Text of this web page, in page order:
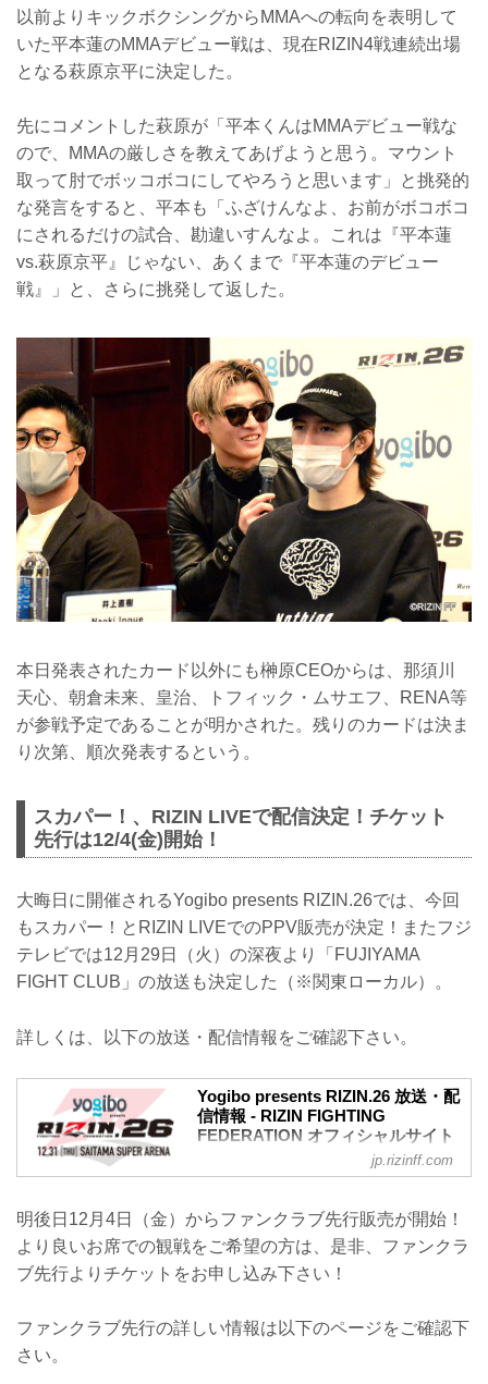
以前よりキックボクシングからMMAへの転向を表明して
いた平本蓮のMMAデビュー戦は、現在RIZIN4戦連続出場
となる萩原京平に決定した。
先にコメントした萩原が「平本くんはMMAデビュー戦な
ので、MMAの厳しさを教えてあげようと思う。マウント
取って肘でボッコボコにしてやろうと思います」と挑発的
な発言をすると、平本も「ふざけんなよ、お前がボコボコ
にされるだけの試合、勘違いすんなよ。これは『平本蓮
vs.萩原京平』じゃない、あくまで『平本蓮のデビュー
戦』」と、さらに挑発して返した。
本日発表されたカード以外にも榊原CEOからは、那須川
天心、朝倉未来、皇治、トフィック・ムサエフ、RENA等
が参戦予定であることが明かされた。残りのカードは決ま
り次第、順次発表するという。
スカパー！、RIZIN LIVEで配信決定！チケット
先行は12/4(金)開始！
大晦日に開催されるYogibo presents RIZIN.26では、今回
もスカパー！とRIZIN LIVEでのPPV販売が決定！またフジ
テレビでは12月29日（火）の深夜より「FUJIYAMA
FIGHT CLUB」の放送も決定した（※関東ローカル）。
詳しくは、以下の放送・配信情報をご確認下さい。
Yogibo presents RIZIN.26 放送・配
信情報 - RIZIN FIGHTING
FEDERATION オフィシャルサイト
大晦日12月31日（木）さいたまスーパー
会場に行けない方は、スカパー！または
RIZIN LIVEで2020年を締めくくる大激闘
をリアルタイムで視聴しよう！
放送・配信スケジュール一覧
日付 時間 放送・配信媒体 番組名
jp.rizinff.com
明後日12月4日（金）からファンクラブ先行販売が開始！
より良いお席での観戦をご希望の方は、是非、ファンクラ
ブ先行よりチケットをお申し込み下さい！
ファンクラブ先行の詳しい情報は以下のページをご確認下
さい。